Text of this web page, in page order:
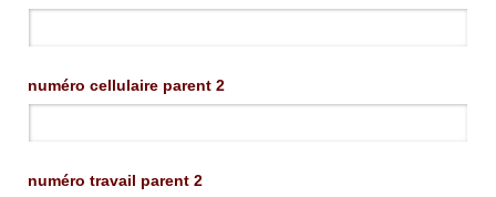
numéro cellulaire parent 2
numéro travail parent 2